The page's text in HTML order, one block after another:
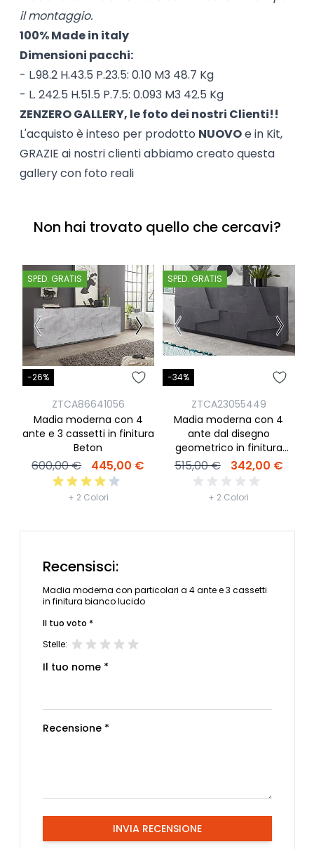
il montaggio.
100% Made in italy
Dimensioni pacchi:
- L.98.2 H.43.5 P.23.5: 0.10 M3 48.7 Kg
- L. 242.5 H.51.5 P.7.5: 0.093 M3 42.5 Kg
ZENZERO GALLERY, le foto dei nostri Clienti!!
L'acquisto è inteso per prodotto NUOVOe in Kit,
GRAZIE ai nostri clienti abbiamo creato questa
gallery con foto reali
Non hai trovato quello che cercavi?
SPED. GRATIS
-26%
ZTCA86641056
Madia moderna con 4
ante e 3 cassetti in finitura
Beton
600,00 € 445,00 €
+ 2 Colori
SPED. GRATIS
-34%
ZTCA23055449
Madia moderna con 4
ante dal disegno
geometrico in finitura
Ardesia
515,00 € 342,00 €
+ 2 Colori
Recensisci:
Madia moderna con particolari a 4 ante e 3 cassetti
in finitura bianco lucido
Il tuo voto *
Stelle:
Il tuo nome *
Recensione *
INVIA RECENSIONE